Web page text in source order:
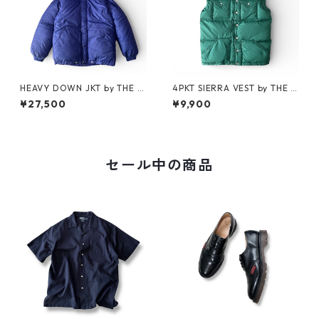
HEAVY DOWN JKT by THE N
ORTH FACE
¥27,500
4PKT SIERRA VEST by THE N
ORTH FACE
¥9,900
セール中の商品